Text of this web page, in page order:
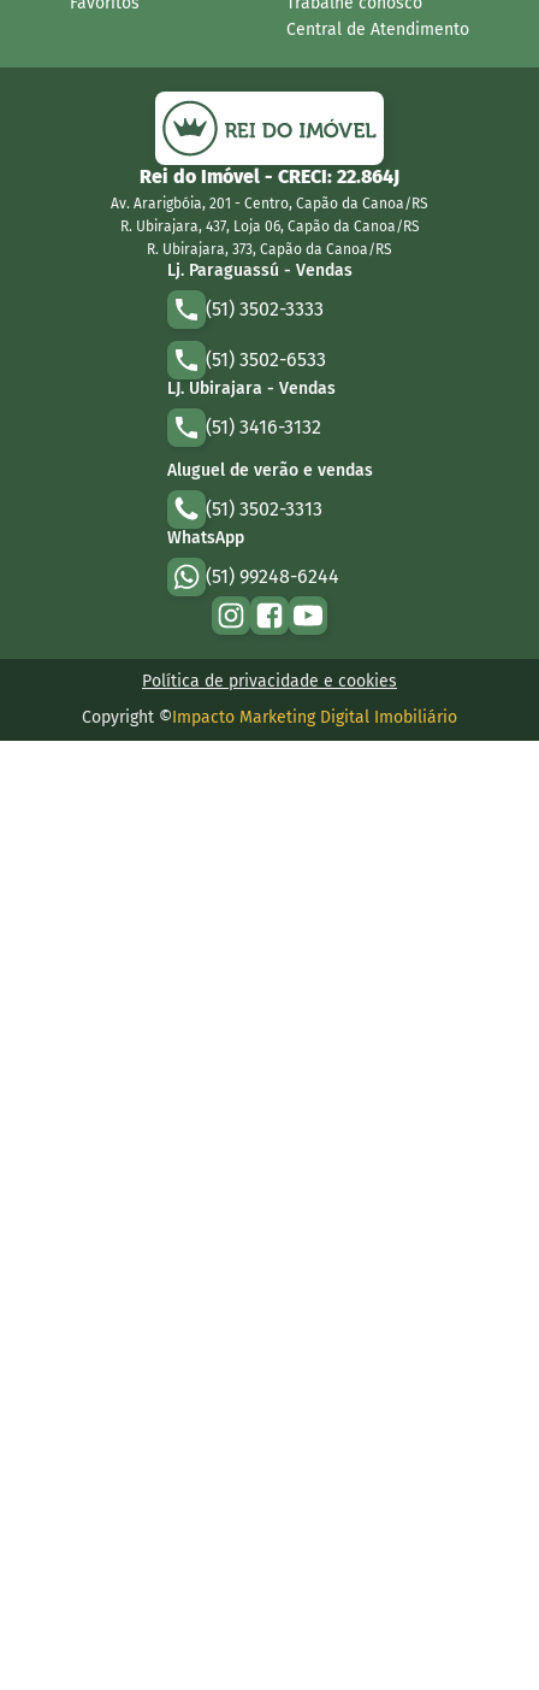
Central de Atendimento
Rei do Imóvel - CRECI: 22.864J
Av. Ararigbóia, 201 - Centro, Capão da Canoa/RS
R. Ubirajara, 437, Loja 06, Capão da Canoa/RS
R. Ubirajara, 373, Capão da Canoa/RS
Lj. Paraguassú - Vendas
(51) 3502-3333
(51) 3502-6533
LJ. Ubirajara - Vendas
(51) 3416-3132
Aluguel de verão e vendas
(51) 3502-3313
WhatsApp
(51) 99248-6244
Copyright ©Impacto Marketing Digital Imobiliário
Política de privacidade e cookies